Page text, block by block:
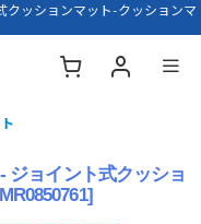
クッションマット-クッションマ
ジョイント式クッショ
]